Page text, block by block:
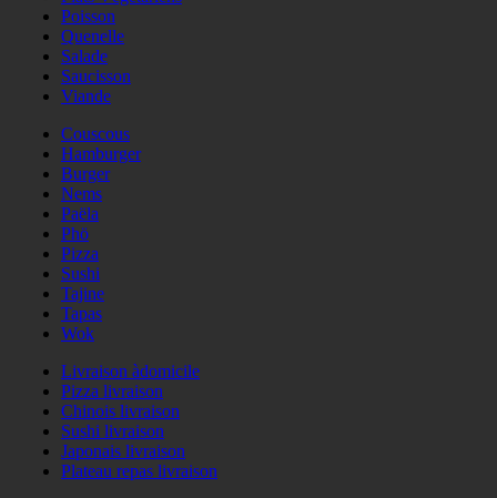
Poisson
Quenelle
Salade
Saucisson
Viande
Couscous
Hamburger
Burger
Nems
Paëla
Phö
Pizza
Sushi
Tajine
Tapas
Wok
Livraison àdomicile
Pizza livraison
Chinois livraison
Sushi livraison
Japonais livraison
Plateau repas livraison